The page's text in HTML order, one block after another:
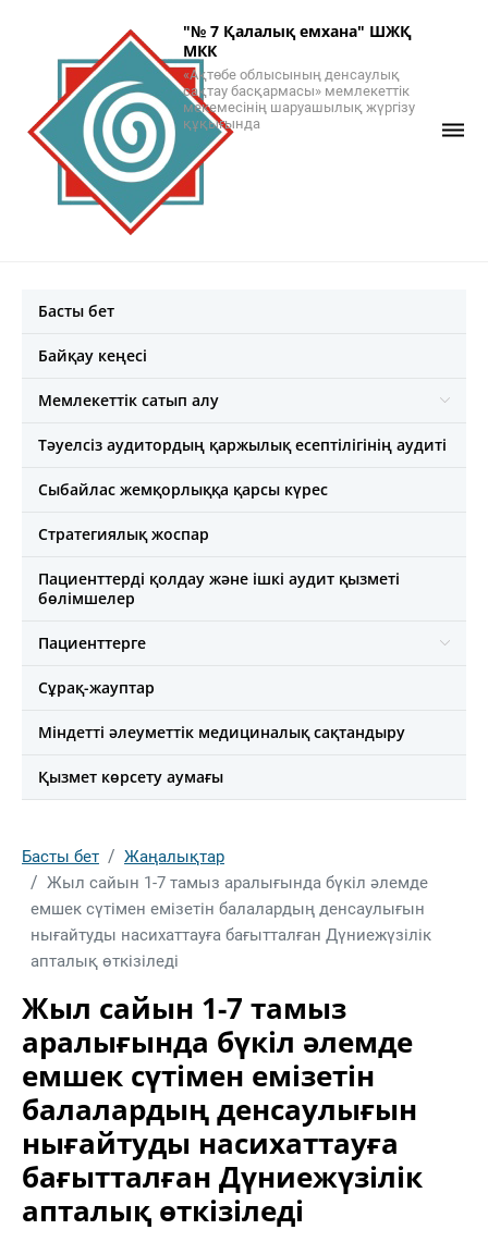
"№ 7 Қалалық емхана" ШЖҚ
МКК
«Ақтөбе облысының денсаулық
сақтау басқармасы» мемлекеттік
мекемесінің шаруашылық жүргізу
құқығында
Басты бет
Байқау кеңесі
Мемлекеттік сатып алу
Тәуелсіз аудитордың қаржылық есептілігінің аудиті
Сыбайлас жемқорлыққа қарсы күрес
Стратегиялық жоспар
Пациенттерді қолдау және ішкі аудит қызметі
бөлімшелер
Пациенттерге
Сұрақ-жауптар
Міндетті әлеуметтік медициналық сақтандыру
Қызмет көрсету аумағы
Басты бет
Жаңалықтар
Жыл сайын 1-7 тамыз аралығында бүкіл әлемде
емшек сүтімен емізетін балалардың денсаулығын
нығайтуды насихаттауға бағытталған Дүниежүзілік
апталық өткізіледі
Жыл сайын 1-7 тамыз
аралығында бүкіл әлемде
емшек сүтімен емізетін
балалардың денсаулығын
нығайтуды насихаттауға
бағытталған Дүниежүзілік
апталық өткізіледі